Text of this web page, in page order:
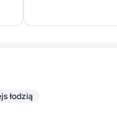
łodzią